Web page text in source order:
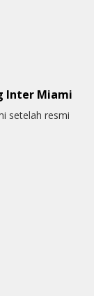
Inter Miami
setelah resmi